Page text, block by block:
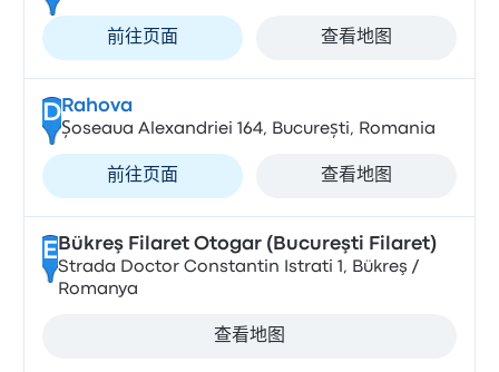
前往页面 查看地图
DRahova
Șoseaua Alexandriei 164, București, Romania
前往页面 查看地图
E Bükreş Filaret Otogar (Bucureşti Filaret)
Strada Doctor Constantin Istrati 1, Bükreş /
Romanya
查看地图